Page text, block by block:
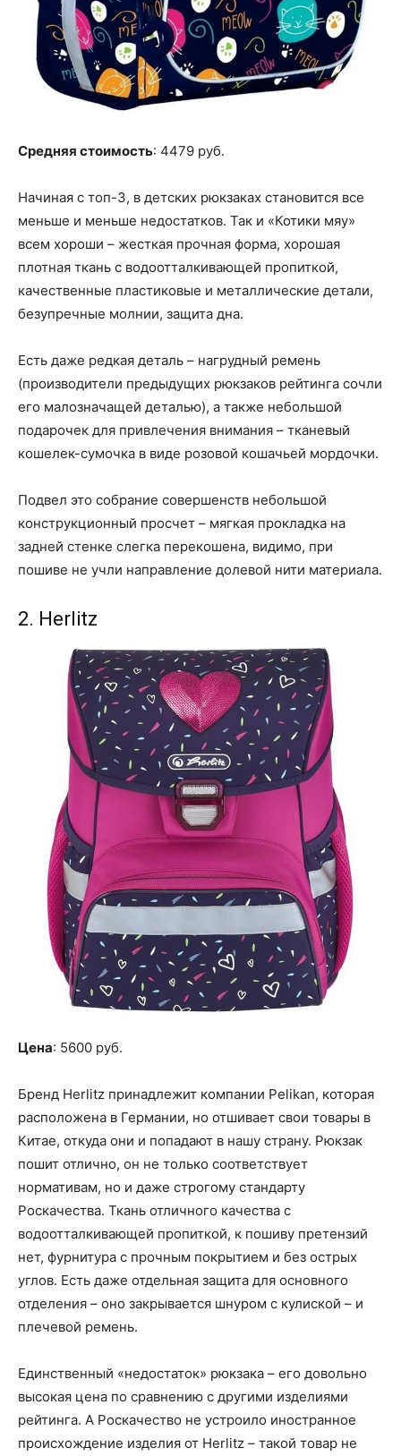
Средняя стоимость: 4479 руб.
Начиная с топ-3, в детских рюкзаках становится все
меньше и меньше недостатков. Так и «Котики мяу»
всем хороши – жесткая прочная форма, хорошая
плотная ткань с водоотталкивающей пропиткой,
качественные пластиковые и металлические детали,
безупречные молнии, защита дна.
Есть даже редкая деталь – нагрудный ремень
(производители предыдущих рюкзаков рейтинга сочли
его малозначащей деталью), а также небольшой
подарочек для привлечения внимания – тканевый
кошелек-сумочка в виде розовой кошачьей мордочки.
Подвел это собрание совершенств небольшой
конструкционный просчет – мягкая прокладка на
задней стенке слегка перекошена, видимо, при
пошиве не учли направление долевой нити материала.
2. Herlitz
Цена: 5600 руб.
Бренд Herlitz принадлежит компании Pelikan, которая
расположена в Германии, но отшивает свои товары в
Китае, откуда они и попадают в нашу страну. Рюкзак
пошит отлично, он не только соответствует
нормативам, но и даже строгому стандарту
Роскачества. Ткань отличного качества с
водоотталкивающей пропиткой, к пошиву претензий
нет, фурнитура с прочным покрытием и без острых
углов. Есть даже отдельная защита для основного
отделения – оно закрывается шнуром с кулиской – и
плечевой ремень.
Единственный «недостаток» рюкзака – его довольно
высокая цена по сравнению с другими изделиями
рейтинга. А Роскачество не устроило иностранное
происхождение изделия от Herlitz – такой товар не